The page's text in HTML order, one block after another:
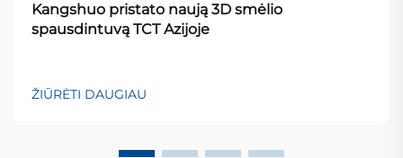
Kangshuo pristato naują 3D smėlio
spausdintuvą TCT Azijoje
ŽIŪRĖTI DAUGIAU